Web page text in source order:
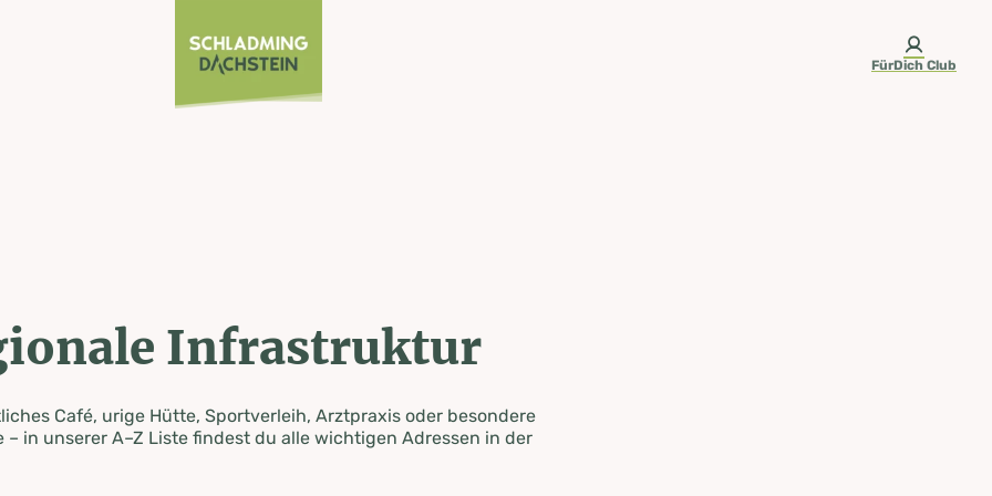
FürDich Club
Infrastruktur
Café, urige Hütte, Sportverleih, Arztpraxis oder besondere
– in unserer A–Z Liste findest du alle wichtigen Adressen in der